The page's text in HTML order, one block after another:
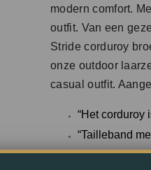
modern comfort.
outfit. Van een
Stride corduroy
onze outdoor
casual outfit.
“Het corduroy
“Tailleband